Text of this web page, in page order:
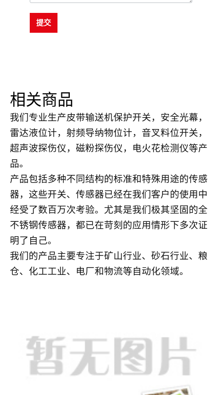
提交
相关商品
我们专业生产皮带输送机保护开关，安全光幕，
雷达液位计，射频导纳物位计，音叉料位开关，
超声波探伤仪，磁粉探伤仪，电火花检测仪等产
品。
产品包括多种不同结构的标准和特殊用途的传感
器，这些开关、传感器已经在我们客户的使用中
经受了数百万次考验。尤其是我们极其坚固的全
不锈钢传感器，都已在苛刻的应用情形下多次证
明了自己。
我们的产品主要专注于矿山行业、砂石行业、粮
仓、化工工业、电厂和物流等自动化领域。